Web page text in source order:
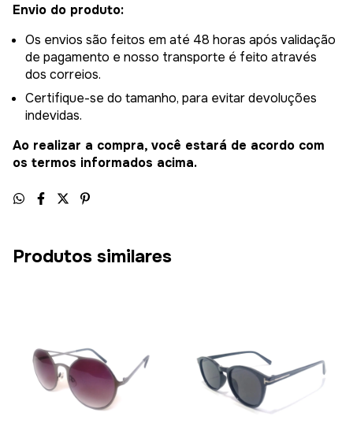
Envio do produto:
Os envios são feitos em até 48 horas após validação
de pagamento e nosso transporte é feito através
dos correios.
Certifique-se do tamanho, para evitar devoluções
indevidas.
Ao realizar a compra, você estará de acordo com
os termos informados acima.
Produtos similares